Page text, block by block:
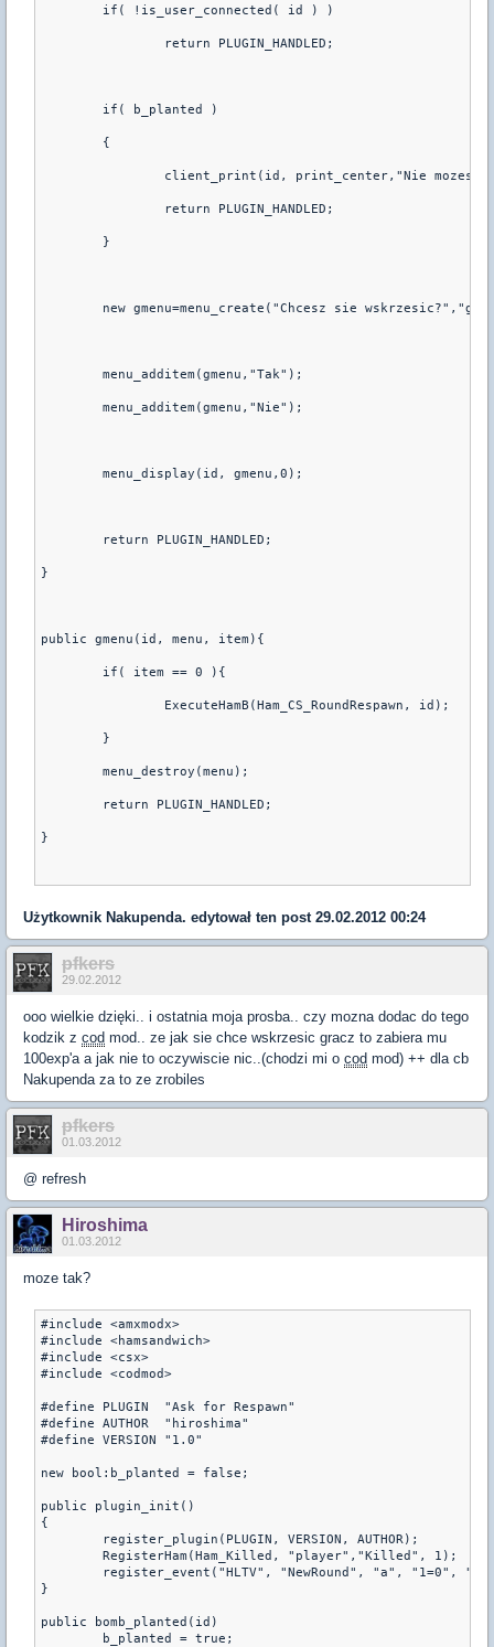
        if( !is_user_connected( id ) )
                return PLUGIN_HANDLED;
	if( b_planted )
	{
client_print(id, print_center,"Nie
		return PLUGIN_HANDLED;
	}
new gmenu=menu_create("Chcesz sie
        menu_additem(gmenu,"Tak");
        menu_additem(gmenu,"Nie");
        menu_display(id, gmenu,0);
	return PLUGIN_HANDLED;
}
public gmenu(id, menu, item){
        if( item == 0 ){
                ExecuteHamB(Ham_CS_RoundRespawn, id);
        }
        menu_destroy(menu);
        return PLUGIN_HANDLED;
}
Użytkownik Nakupenda. edytował ten post 29.02.2012 00:24
pfkers
29.02.2012
ooo wielkie dzięki.. i ostatnia moja prosba.. czy mozna dodac do tego
kodzik z cod mod.. ze jak sie chce wskrzesic gracz to zabiera mu
100exp'a a jak nie to oczywiscie nic..(chodzi mi o cod mod) ++ dla cb
Nakupenda za to ze zrobiles
pfkers
01.03.2012
@ refresh
Hiroshima
01.03.2012
moze tak?
#include <amxmodx>
#include <hamsandwich>
#include <csx>
#include <codmod>
#define PLUGIN  "Ask for Respawn"
#define AUTHOR  "hiroshima"
#define VERSION "1.0"
new bool:b_planted = false;
public plugin_init()
{
        register_plugin(PLUGIN, VERSION, AUTHOR);
        RegisterHam(Ham_Killed, "player","Killed", 1);
register_event("HLTV", "NewRound", "a", "1=0",
}
public bomb_planted(id)
        b_planted = true;